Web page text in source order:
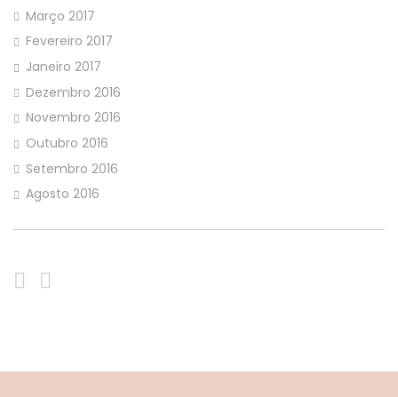
Março 2017
Fevereiro 2017
Janeiro 2017
Dezembro 2016
Novembro 2016
Outubro 2016
Setembro 2016
Agosto 2016